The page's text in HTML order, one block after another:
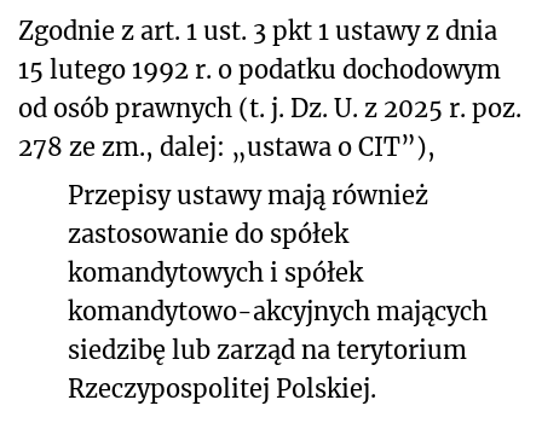
Zgodnie z art. 1 ust. 3 pkt 1 ustawy z dnia
15 lutego 1992 r. o podatku dochodowym
od osób prawnych (t. j. Dz. U. z 2025 r. poz.
278 ze zm., dalej: „ustawa o CIT”),
Przepisy ustawy mają również
zastosowanie do spółek
komandytowych i spółek
komandytowo-akcyjnych mających
siedzibę lub zarząd na terytorium
Rzeczypospolitej Polskiej.